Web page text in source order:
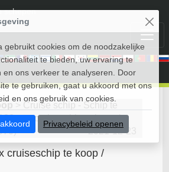
schepen
Cruise schip - Schip te
pax cruiseschip te koop /
) 2021-12-23
cruiseschip te koop /
gebruikt cookies om de noodzakelijke
te bieden, uw ervaring te
en ons verkeer te analyseren. Door
te gebruiken, gaat u akkoord met ons
en ons gebruik van cookies.
Privacybeleid openen